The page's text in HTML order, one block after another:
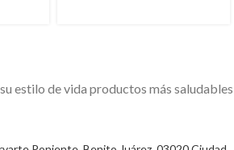
estilo de vida productos más saludables